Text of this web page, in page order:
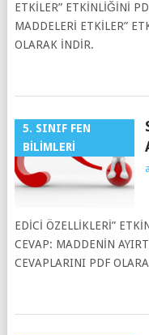
ETKİLER” ETKİNLİĞİNİ
MADDELERİ ETKİLER”
OLARAK İNDİR.
5. SINIF FEN
BILIMLERI
EDİCİ ÖZELLİKLERİ”
CEVAP: MADDENİN
CEVAPLARINI PDF